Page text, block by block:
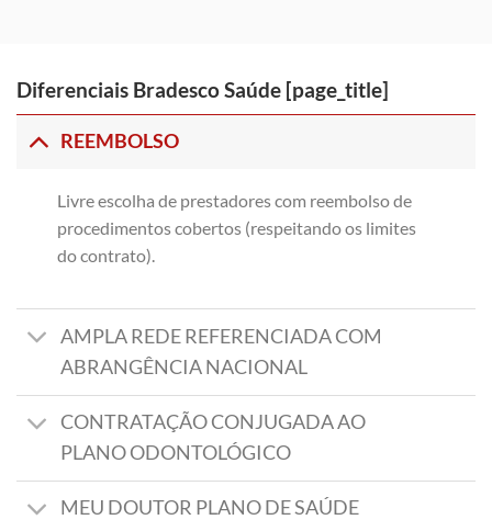
Diferenciais Bradesco Saúde [page_title]
REEMBOLSO
Livre escolha de prestadores com reembolso de
procedimentos cobertos (respeitando os limites
do contrato).
AMPLA REDE REFERENCIADA COM
ABRANGÊNCIA NACIONAL
CONTRATAÇÃO CONJUGADA AO
PLANO ODONTOLÓGICO
MEU DOUTOR PLANO DE SAÚDE